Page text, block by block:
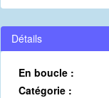
Détails
En boucle :
Catégorie :